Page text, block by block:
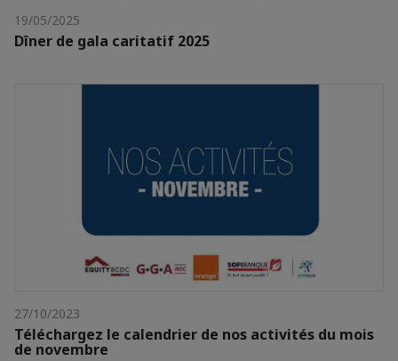
19/05/2025
Dîner de gala caritatif 2025
27/10/2023
Téléchargez le calendrier de nos activités du mois
de novembre